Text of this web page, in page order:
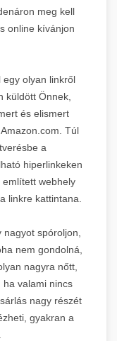
meg kell
online kívánjon
olyan linkről
küldött Önnek,
és elismert
Túl
a
hiperlinkeken
webhely
linkre kattintana.
spóroljon,
nem gondolná,
nagyra nőtt,
valami nincs
nagy részét
gyakran a